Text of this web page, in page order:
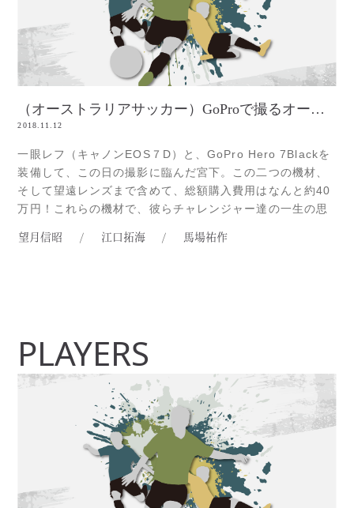
（オーストラリアサッカー）GoProで撮るオーストラリアサッカーチャレンジ②
2018.11.12
一眼レフ（キャノンEOS７D）と、GoPro Hero 7Blackを
装備して、この日の撮影に臨んだ宮下。この二つの機材、
そして望遠レンズまで含めて、総額購入費用はなんと約40
万円！これらの機材で、彼らチャレンジャー達の一生の思
くってきました。2018シーズン、Illawarra Premier
望月信昭 / 江口拓海 / 馬場祐作
PLAYERS